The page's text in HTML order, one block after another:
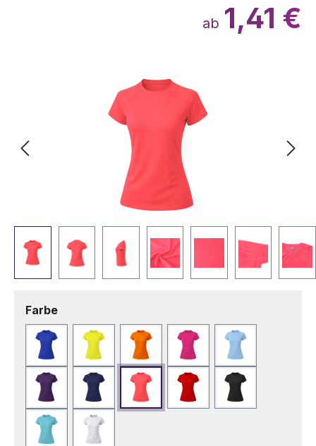
ab 1,41 €
Farbeauswählen
Blau Fluor GelbFluor OrangeFuchsie Hellblau
Lila MarineblauNeonrosaRot Schwarz
Türkis Weiß